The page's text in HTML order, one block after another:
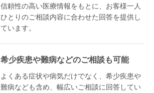
信頼性の高い医療情報をもとに、お客様一人
ひとりのご相談内容に合わせた回答を提供し
ています。
希少疾患や難病などのご相談も可能
よくある症状や病気だけでなく、希少疾患や
難病なども含め、幅広いご相談に回答してい